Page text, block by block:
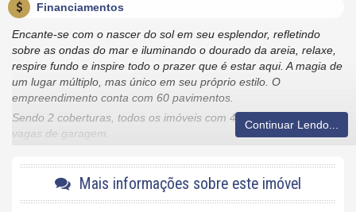
Financiamentos
Encante-se com o nascer do sol em seu esplendor, refletindo
sobre as ondas do mar e iluminando o dourado da areia, relaxe,
respire fundo e inspire todo o prazer que é estar aqui. A magia de
um lugar múltiplo, mas único em seu próprio estilo. O
empreendimento conta com 60 pavimentos.
Sendo 2 coberturas, todos os imóveis com 4 suítes e 3 ou 4
vagas de garagem.
espeços de lazer, 5 piscinas, área wellness, saúde e bem0estar,
piscina coberta aquecida com raia, sauna seca com haloterapia e
Continuar Lendo...
Mais informações sobre este imóvel